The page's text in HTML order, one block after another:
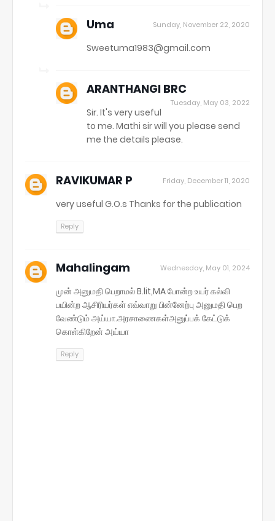
Uma Sunday, November 22, 2020
Sweetuma1983@gmail.com
ARANTHANGI BRC
Tuesday, May 03, 2022
Sir. It's very useful
to me. Mathi sir will you please send
me the details please.
RAVIKUMAR P Friday, December 11, 2020
very useful G.O.s Thanks for the publication
Reply
Mahalingam Wednesday, May 01, 2024
முன் அனுமதி பெறாமல் B.lit,MA போன்ற உயர் கல்வி
பயின்ற ஆசிரியர்கள் எவ்வாறு பின்னேற்பு அனுமதி பெற
வேண்டும் அய்யா.அரசாணைகள்அனுப்பக் கேட்டுக்
கொள்கிறேன் அய்யா
Reply